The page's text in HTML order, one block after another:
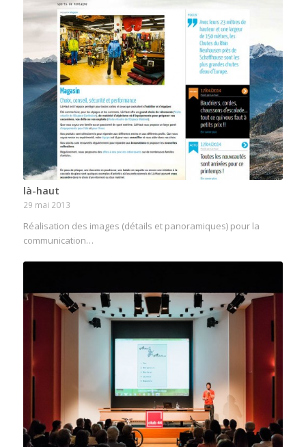
là-haut
29 mai 2013
Réalisation des images (détails et panoramiques) pour la
communication…